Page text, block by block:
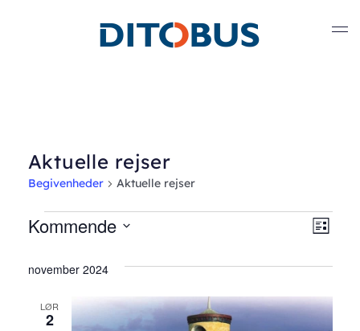
Gå til hovedindhold
Aktuelle rejser
Begivenheder Aktuelle rejser
Begivenheder
af
Liste
Kommende
dato.
november 2024
LØR
2